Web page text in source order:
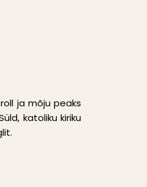
ja mõju peaks
katoliku kiriku